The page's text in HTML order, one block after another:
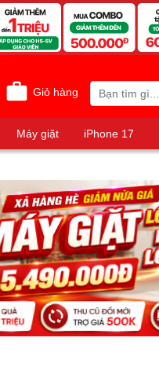
Giỏ hàng
Máy giặt iPhone 17